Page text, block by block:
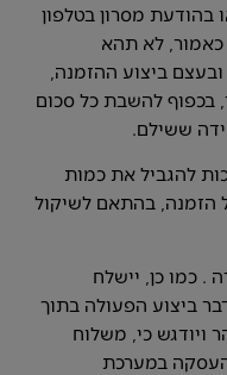
בהודעת מסרון בטלפון
כאמור, לא תהא
ביצוע ההזמנה,
להשבת כל סכום
ששילם.
להגביל את כמות
הזמנה, בהתאם לשיקול
. כמו כן, יישלח
ביצוע הפעולה בתוך
ויודגש כי, משלוח
העסקה במערכת